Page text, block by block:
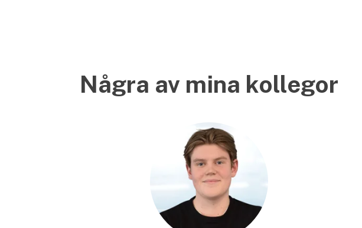
Några av mina kollegor